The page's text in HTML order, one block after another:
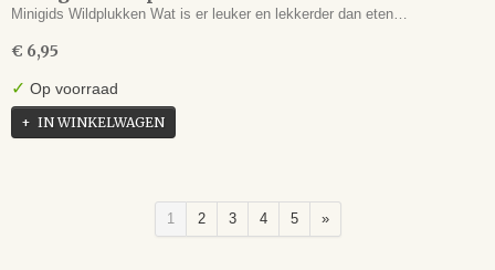
Minigids Wildplukken Wat is er leuker en lekkerder dan eten…
€ 6,95
✓ Op voorraad
IN WINKELWAGEN
1 2 3 4 5 »